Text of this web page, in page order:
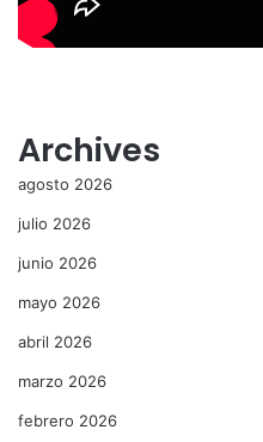
Archives
agosto 2026
julio 2026
junio 2026
mayo 2026
abril 2026
marzo 2026
febrero 2026